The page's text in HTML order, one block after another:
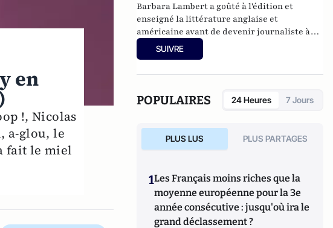
en
!, Nicolas
a-glou, le
fait le miel
Barbara Lambert a goûté à l'édition et
enseigné la littérature anglaise et
américaine avant de devenir journaliste à
"Livres Hebdo". Elle est aujourd'hui
responsable des rubriques société/idées
SUIVRE
POPULAIRES 24 Heures 7 Jours
PLUS LUS PLUS PARTAGES
1Les Français moins riches que la
moyenne européenne pour la 3e
année consécutive : jusqu'où ira le
grand déclassement ?